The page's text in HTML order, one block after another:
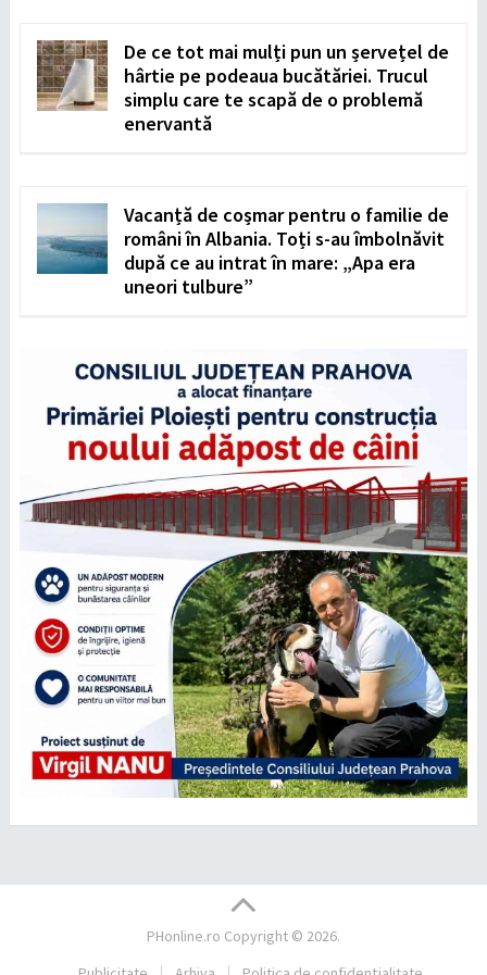
De ce tot mai mulți pun un șervețel de
hârtie pe podeaua bucătăriei. Trucul
simplu care te scapă de o problemă
enervantă
Vacanță de coșmar pentru o familie de
români în Albania. Toți s-au îmbolnăvit
după ce au intrat în mare: „Apa era
uneori tulbure”
PHonline.ro Copyright © 2026.